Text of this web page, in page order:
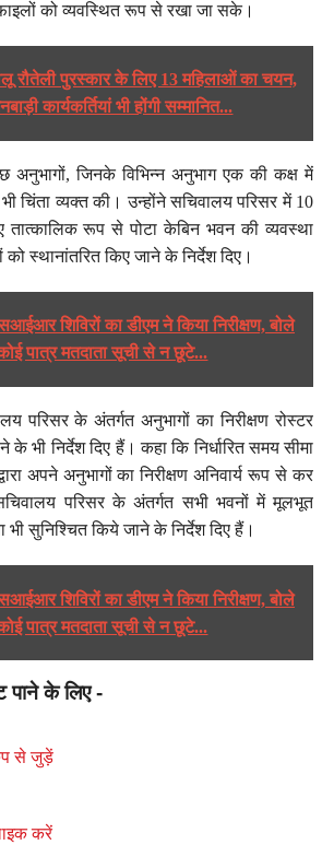
को व्यवस्थित रूप से रखा जा सके।
रौतेली पुरस्कार के लिए 13 महिलाओं का चयन,
कार्यकर्तियां भी होंगी सम्मानित...
जिनके विभिन्न अनुभाग एक की कक्ष में
चिंता व्यक्त की। उन्होंने सचिवालय परिसर में 10
तात्कालिक रूप से पोटा केबिन भवन की व्यवस्था
स्थानांतरित किए जाने के निर्देश दिए।
शिविरों का डीएम ने किया निरीक्षण, बोले
पात्र मतदाता सूची से न छूटे...
परिसर के अंतर्गत अनुभागों का निरीक्षण रोस्टर
के भी निर्देश दिए हैं। कहा कि निर्धारित समय सीमा
अपने अनुभागों का निरीक्षण अनिवार्य रूप से कर
परिसर के अंतर्गत सभी भवनों में मूलभूत
सुनिश्चित किये जाने के निर्देश दिए हैं।
शिविरों का डीएम ने किया निरीक्षण, बोले
पात्र मतदाता सूची से न छूटे...
के लिए -
से जुड़ें
करें